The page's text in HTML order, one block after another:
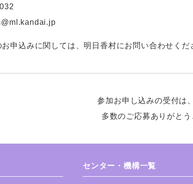
申込みに関しては、明日香村にお問い合わせくだ
参加お申し込みの受付は
多数のご応募ありがとう
センター・機構一覧